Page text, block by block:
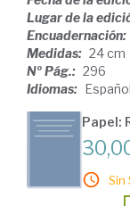
Lugar de la
Encuadernación:
Medidas: 24 cm
Nº Pág.: 296
Idiomas: Español
Papel:
Sin